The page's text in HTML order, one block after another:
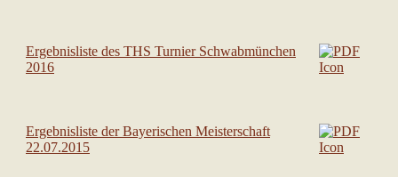
Ergebnisliste des THS Turnier Schwabmünchen
2016
Ergebnisliste der Bayerischen Meisterschaft
22.07.2015